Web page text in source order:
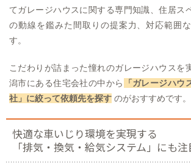
てガレージハウスに関する専門知識、住居ス
の動線を鑑みた間取りの提案力、対応範囲
す。
こだわりが詰まった憧れのガレージハウスを
潟市にある住宅会社の中から
「ガレージハウ
社」に絞って依頼先を探す のがおすすめです。
快適な車いじり環境を実現する
「排気・換気・給気システム」にも注